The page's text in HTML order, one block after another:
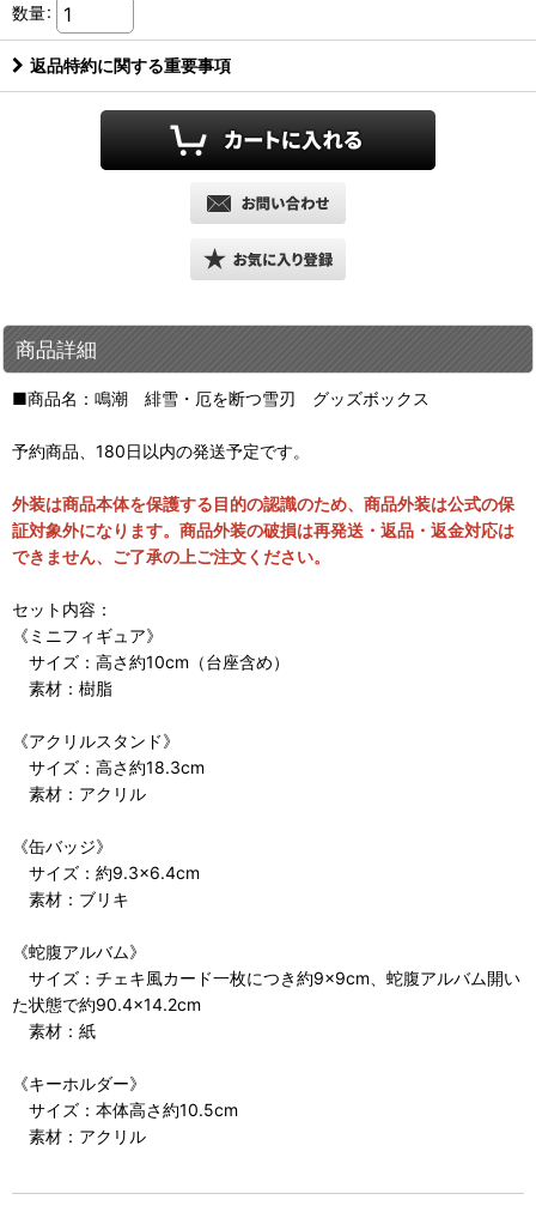
数量:
返品特約に関する重要事項
商品詳細
■商品名：鳴潮 緋雪・厄を断つ雪刃 グッズボックス
予約商品、180日以内の発送予定です。
外装は商品本体を保護する目的の認識のため、商品外装は公式の保
証対象外になります。商品外装の破損は再発送・返品・返金対応は
できません、ご了承の上ご注文ください。
セット内容：
《ミニフィギュア》
サイズ：高さ約10cm（台座含め）
素材：樹脂
《アクリルスタンド》
サイズ：高さ約18.3cm
素材：アクリル
《缶バッジ》
サイズ：約9.3×6.4cm
素材：ブリキ
《蛇腹アルバム》
サイズ：チェキ風カード一枚につき約9×9cm、蛇腹アルバム開い
た状態で約90.4×14.2cm
素材：紙
《キーホルダー》
サイズ：本体高さ約10.5cm
素材：アクリル